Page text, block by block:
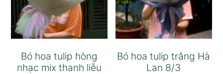
Bó hoa tulip hòng
nhạc mix thanh liễu
Bó hoa tulip trắng Hà
Lan 8/3